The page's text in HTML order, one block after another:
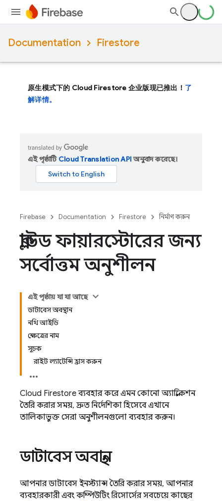
Documentation Firestore
原生模式下的 Cloud Firestore 企业版现已推出！ 了
解详情。
এই পৃষ্ঠাটি Cloud Translation APIঅনুবাদ করেছে।
Firebase Documentation Firestore নির্মাণ করুন
ক্লাউড ফায়ারস্টোরের জন্য
সর্বোত্তম অনুশীলন
এই পৃষ্ঠায় যা যা আছে
ডাটাবেস অবস্থান
নথি আইডি
ক্ষেত্রের নাম
সূচক
রাইট ল্যাটেন্সি হ্রাস করুন
Cloud Firestoreব্যবহার করে এমন কোনো অ্যাপ্লিকেশন
তৈরি করার সময়, দ্রুত নির্দেশিকা হিসেবে এখানে
তালিকাভুক্ত সেরা অনুশীলনগুলো ব্যবহার করুন।
ডাটাবেস অবস্থান
আপনার ডাটাবেস ইনস্ট্যান্স তৈরি করার সময়, আপনার
ব্যবহারকারী এবং কম্পিউটিং রিসোর্সের সবচেয়ে কাছের